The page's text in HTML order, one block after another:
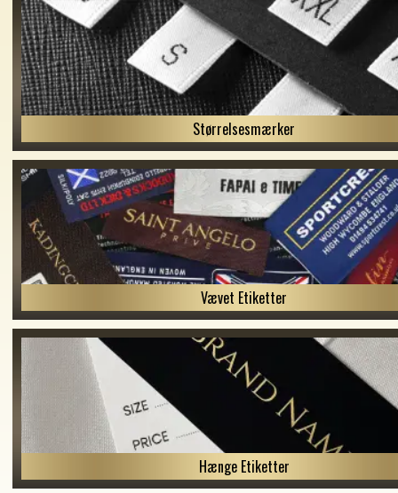
Størrelsesmærker
Vævet Etiketter
Hænge Etiketter